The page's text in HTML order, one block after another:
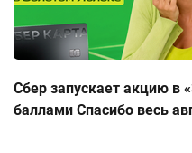
Сбер запускает акцию в
баллами Спасибо весь